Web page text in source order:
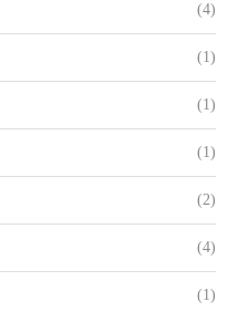
(4)
(1)
(1)
(1)
(2)
(4)
(1)